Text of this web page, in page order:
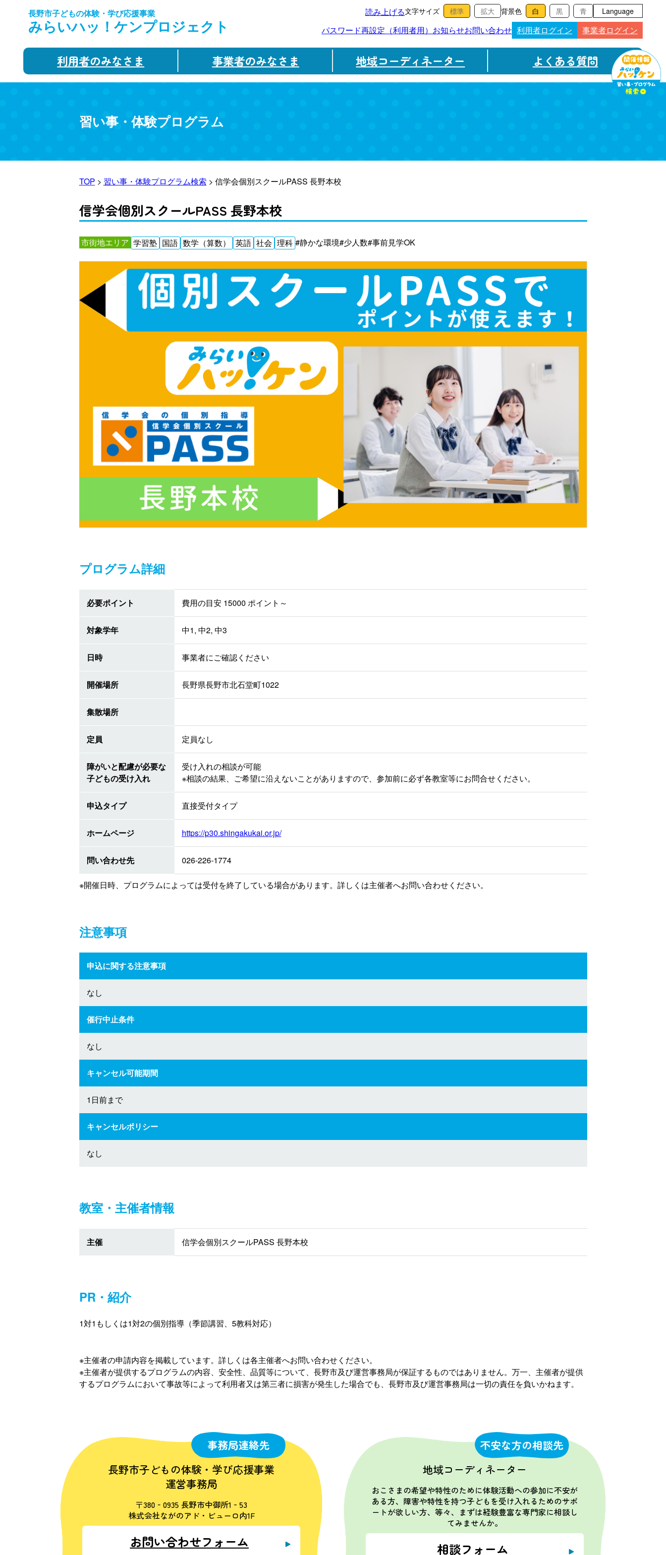
長野市子どもの体験・学び応援事業
みらいハッ！ケンプロジェクト
読み上げる文字サイズ 背景色 Language
パスワード再設定（利用者用） お知らせお問い合わせ 利用者ログイン 事業者ログイン
利用者のみなさま 事業者のみなさま 地域コーディネーター よくある質問
習い事・体験プログラム
TOP > 習い事・体験プログラム検索 > 信学会個別スクールPASS 長野本校
信学会個別スクールPASS 長野本校
市街地エリア 学習塾 国語 数学（算数） 英語 社会 理科 #静かな環境#少人数#事前見学OK
プログラム詳細
必要ポイント 費用の目安 15000 ポイント～
対象学年 中1, 中2, 中3
日時 事業者にご確認ください
開催場所 長野県長野市北石堂町1022
集散場所
定員 定員なし
障がいと配慮が必要な
子どもの受け入れ
受け入れの相談が可能
※相談の結果、ご希望に沿えないことがありますので、参加前に必ず各教室等にお問合せください。
申込タイプ 直接受付タイプ
ホームページ https://p30.shingakukai.or.jp/
問い合わせ先 026-226-1774
※開催日時、プログラムによっては受付を終了している場合があります。詳しくは主催者へお問い合わせください。
注意事項
申込に関する注意事項
なし
催行中止条件
なし
キャンセル可能期間
1日前まで
キャンセルポリシー
なし
教室・主催者情報
主催 信学会個別スクールPASS 長野本校
PR・紹介
1対1もしくは1対2の個別指導（季節講習、5教科対応）
※主催者の申請内容を掲載しています。詳しくは各主催者へお問い合わせください。
※主催者が提供するプログラムの内容、安全性、品質等について、長野市及び運営事務局が保証するものではありません。万一、主催者が提供
するプログラムにおいて事故等によって利用者又は第三者に損害が発生した場合でも、長野市及び運営事務局は一切の責任を負いかねます。
事務局連絡先
長野市子どもの体験・学び応援事業
運営事務局
〒380‐0935 長野市中御所1‐53
株式会社ながのアド・ビューロ内1F
お問い合わせフォーム
不安な方の相談先
地域コーディネーター
おこさまの希望や特性のために体験活動への参加に不安が
ある方、障害や特性を持つ子どもを受け入れるためのサポ
ートが欲しい方、等々、まずは経験豊富な専門家に相談し
てみませんか。
相談フォーム